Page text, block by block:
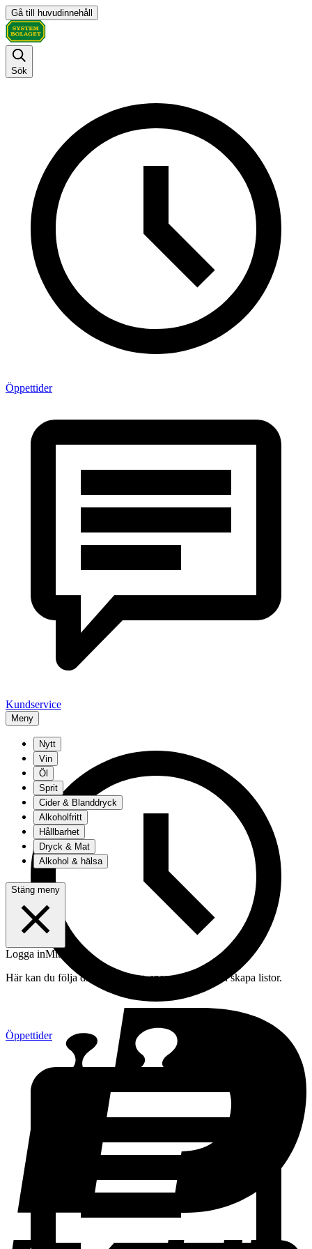
Gå till huvudinnehåll
Sök
Öppettider
Kundservice
Meny
Öppettider
Nytt
Vin
Öl
Sprit
Cider & Blanddryck
Alkoholfritt
Hållbarhet
Dryck & Mat
Alkohol & hälsa
Stäng meny
Logga inMitt konto
Här kan du följa din beställning, spara drycker och skapa listor.